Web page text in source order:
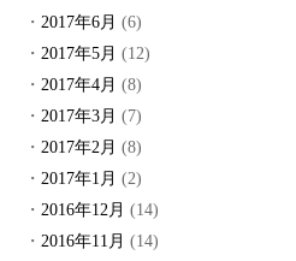
2017年6月 (6)
2017年5月 (12)
2017年4月 (8)
2017年3月 (7)
2017年2月 (8)
2017年1月 (2)
2016年12月 (14)
2016年11月 (14)